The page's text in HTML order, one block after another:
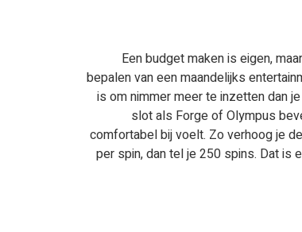
Een budget maken is eigen,
bepalen van een maandelijks
is om nimmer meer te inzetten dan
slot als Forge of Olympus
comfortabel bij voelt. Zo verhoog je
per spin, dan tel je 250 spins. Dat is